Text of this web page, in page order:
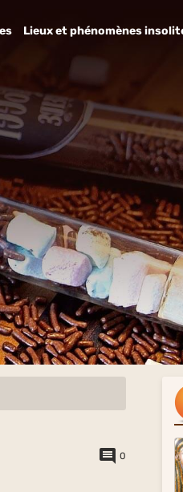
Lieux et phénomènes
0